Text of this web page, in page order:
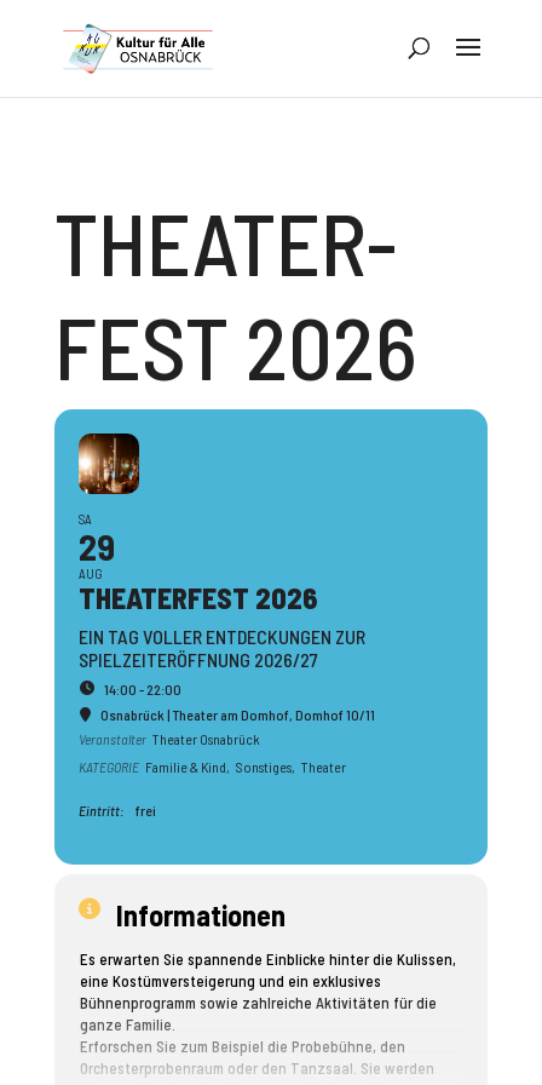
THEATER­
FEST 2026
SA
29
AUG
THEATER­FEST 2026
EIN TAG VOLLER ENTDECKUNGEN ZUR
SPIELZEITERÖFFNUNG 2026/27
14:00 - 22:00
Osnabrück | Theater am Domhof, Domhof 10/11
Veranstalter Theater Osnabrück
KATEGORIE Familie & Kind, Sonstiges, Theater
Eintritt: frei
Informationen
Es erwarten Sie spannende Einblicke hinter die Kulissen,
eine Kostümversteigerung und ein exklusives
Bühnenprogramm sowie zahlreiche Aktivitäten für die
ganze Familie.
Erforschen Sie zum Beispiel die Probebühne, den
Orchesterprobenraum oder den Tanzsaal. Sie werden